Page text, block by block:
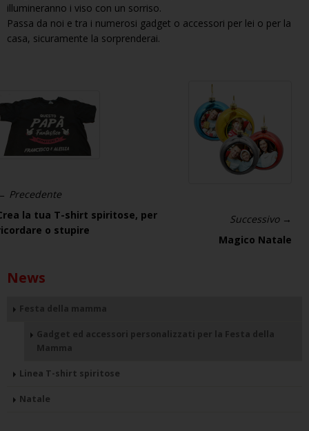
illumineranno i viso con un sorriso.
Passa da noi e tra i numerosi gadget o accessori per lei o per la
casa, sicuramente la sorprenderai.
Precedente
la tua T-shirt spiritose, per
o stupire
Successivo →
Magico Natale
News
Festa della mamma
Gadget ed accessori personalizzati per la Festa della
Mamma
Linea T-shirt spiritose
Natale